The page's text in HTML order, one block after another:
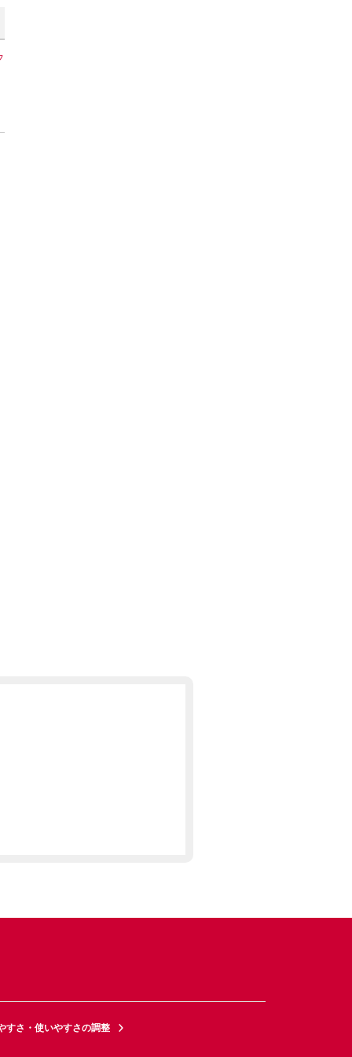
すさ・使いやすさの調整